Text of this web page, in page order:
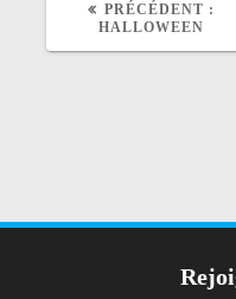
PRÉCÉDENT :
D
T
HALLOWEEN